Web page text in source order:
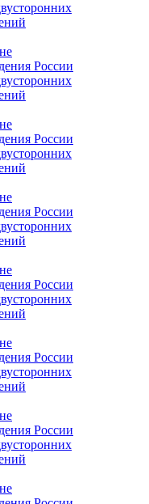
России
России
России
России
России
России